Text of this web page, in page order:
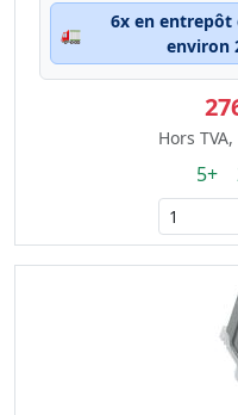
🚛
6x en entrepôt
environ
Hors
5+